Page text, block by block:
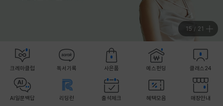
16 / 21
크레마클럽 독서기록 사은품 예스펀딩 클래스24
AI일문백답 리딩런 출석체크 혜택모음 매장안내